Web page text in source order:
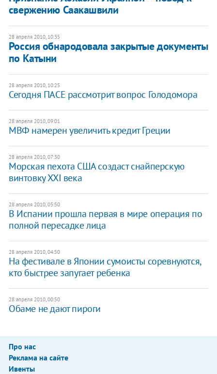
свержению Саакашвили
28 апреля 2010, 10:35
Россия обнародовала закрытые документы
по Катыни
28 апреля 2010, 10:25
Сегодня ПАСЕ рассмотрит вопрос Голодомора
28 апреля 2010, 09:01
МВФ намерен увеличить кредит Греции
28 апреля 2010, 07:30
Морская пехота США создаст снайперскую
винтовку XXI века
28 апреля 2010, 05:50
В Испании прошла первая в мире операция по
полной пересадке лица
28 апреля 2010, 04:50
На фестивале в Японии сумоисты соревнуются,
кто быстрее запугает ребенка
28 апреля 2010, 00:50
Обаме не дают пироги
Про нас
Реклама на сайте
Ивенты